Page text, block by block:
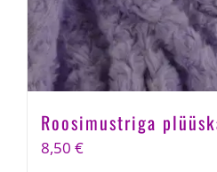
Roosimustriga
8,50 €